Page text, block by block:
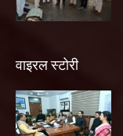
वाइरल स्टोरी